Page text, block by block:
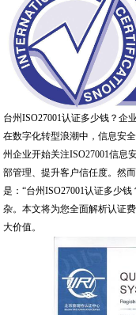
台州ISO27001认证多少钱？企
在数字化转型浪潮中，信息安
州企业开始关注ISO27001信息
部管理、提升客户信任度。然
是：“台州ISO27001认证多少
杂。本文将为您全面解析认证
大价值。